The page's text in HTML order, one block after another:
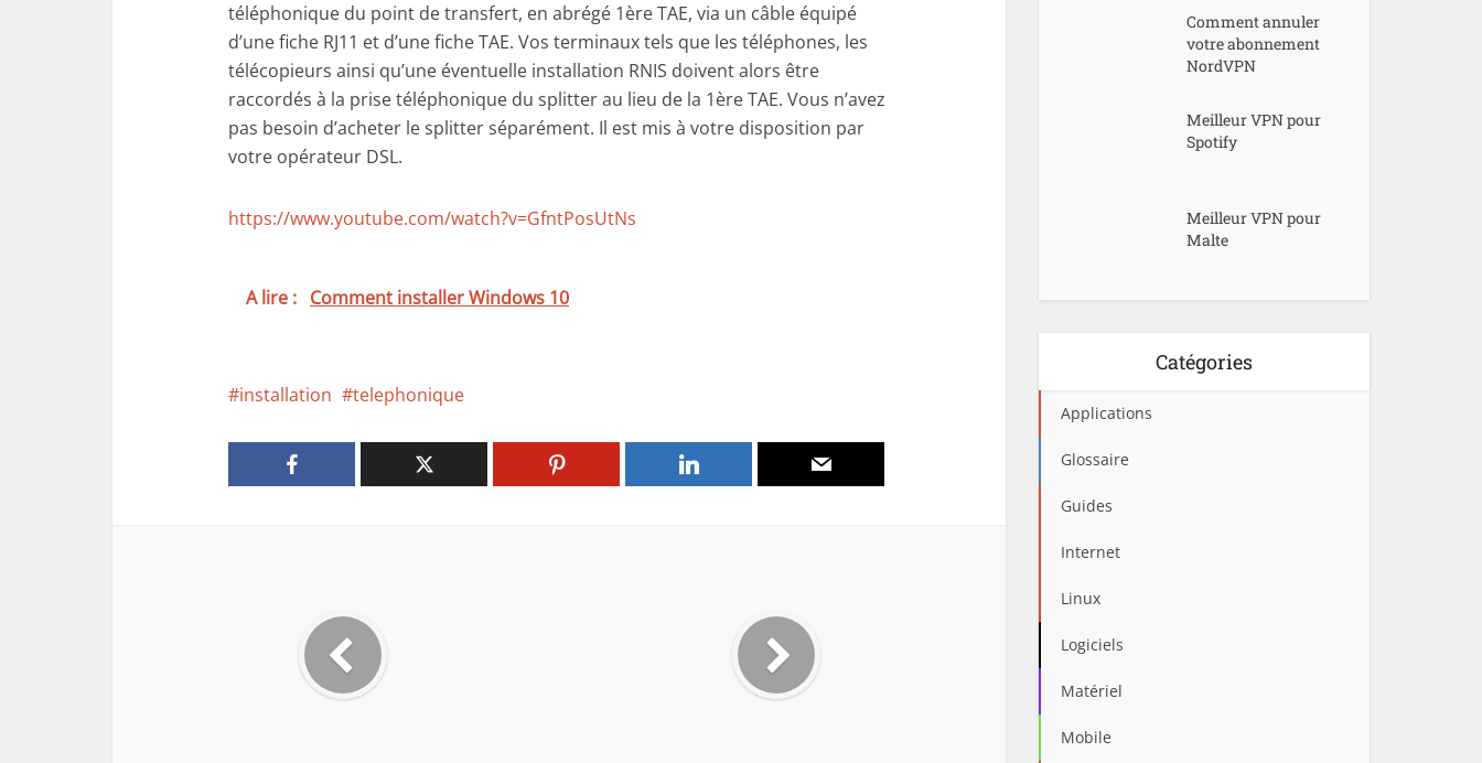
téléphonique du point de transfert, en abrégé 1ère TAE, via un câble équipé
d’une fiche RJ11 et d’une fiche TAE. Vos terminaux tels que les téléphones, les
télécopieurs ainsi qu’une éventuelle installation RNIS doivent alors être
raccordés à la prise téléphonique du splitter au lieu de la 1ère TAE. Vous n’avez
pas besoin d’acheter le splitter séparément. Il est mis à votre disposition par
votre opérateur DSL.
https://www.youtube.com/watch?v=GfntPosUtNs
A lire : Comment installer Windows 10
installation telephonique
Comment annuler
votre abonnement
NordVPN
Meilleur VPN pour
Spotify
Meilleur VPN pour
Malte
Catégories
Applications
Glossaire
Guides
Internet
Linux
Logiciels
Matériel
Mobile